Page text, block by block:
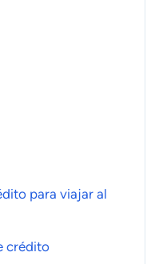
para viajar al
crédito